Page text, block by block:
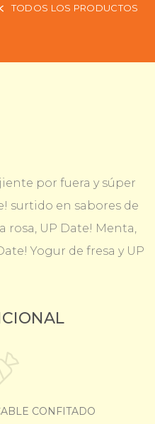
TODOS LOS PRODUCTOS
por fuera y súper
surtido en sabores de
rosa, UP Date! Menta,
Yogur de fresa y UP
CONFITADO